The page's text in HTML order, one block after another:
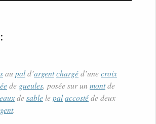
au pald’argentchargéd’unecroix
de gueules, posée sur un montde
desablelepalaccostéde deux
.